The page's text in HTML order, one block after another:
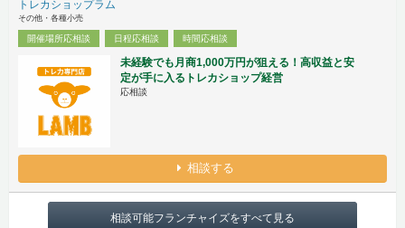
トレカショップラム
その他・各種小売
開催場所応相談 日程応相談 時間応相談
未経験でも月商1,000万円が狙える！高収益と安
定が手に入るトレカショップ経営
応相談
相談する
相談可能フランチャイズをすべて見る